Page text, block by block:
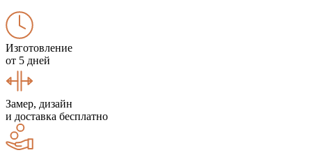
Изготовление
от 5 дней
Замер, дизайн
и доставка бесплатно